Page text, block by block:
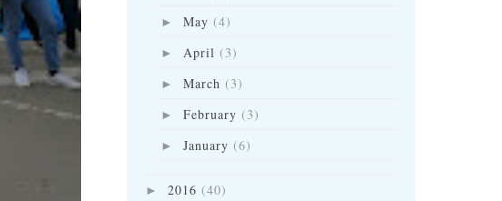
► May (4)
► April (3)
► March (3)
► February (3)
► January (6)
► 2016 (40)